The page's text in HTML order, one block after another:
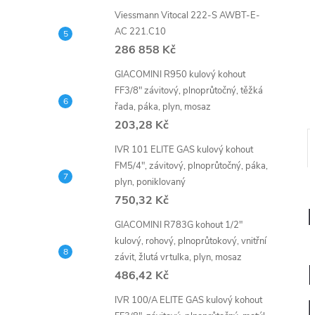
Viessmann Vitocal 222-S AWBT-E-
AC 221.C10
286 858 Kč
GIACOMINI R950 kulový kohout
FF3/8" závitový, plnoprůtočný, těžká
řada, páka, plyn, mosaz
203,28 Kč
IVR 101 ELITE GAS kulový kohout
FM5/4", závitový, plnoprůtočný, páka,
plyn, poniklovaný
750,32 Kč
GIACOMINI R783G kohout 1/2"
kulový, rohový, plnoprůtokový, vnitřní
závit, žlutá vrtulka, plyn, mosaz
486,42 Kč
IVR 100/A ELITE GAS kulový kohout